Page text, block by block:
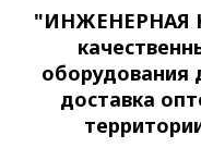
"ИНЖЕНЕРНАЯ
оборудования
доставка